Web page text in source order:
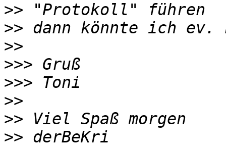
>>
>>
>>
>>>
>>>
>>
>>
>>